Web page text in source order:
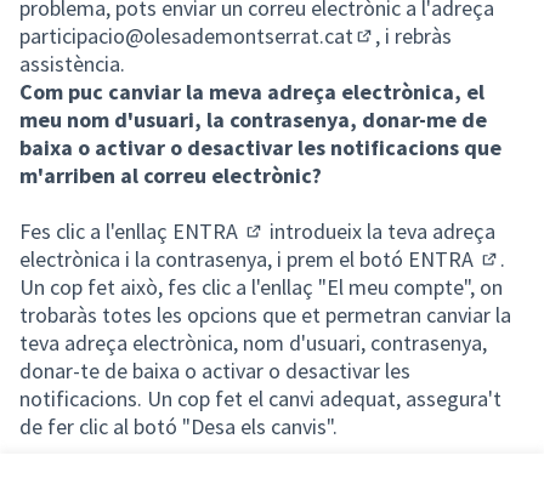
problema, pots enviar un correu electrònic a l'adreça
participacio@olesademontserrat.cat
(Obrir en una
, i rebràs
assistència.
Com puc canviar la meva adreça electrònica, el
meu nom d'usuari, la contrasenya, donar-me de
baixa o activar o desactivar les notificacions que
m'arriben al correu electrònic?
Fes clic a l'enllaç ENTRA
(Enllaç extern)
introdueix la teva adreça
electrònica i la contrasenya, i prem el botó ENTRA
.
Un cop fet això, fes clic a l'enllaç "El meu compte", on
trobaràs totes les opcions que et permetran canviar la
teva adreça electrònica, nom d'usuari, contrasenya,
donar-te de baixa o activar o desactivar les
notificacions. Un cop fet el canvi adequat, assegura't
de fer clic al botó "Desa els canvis".